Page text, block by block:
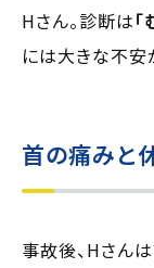
Hさん。診断は
には大きな不安
首の痛みと
事故後、Hさん